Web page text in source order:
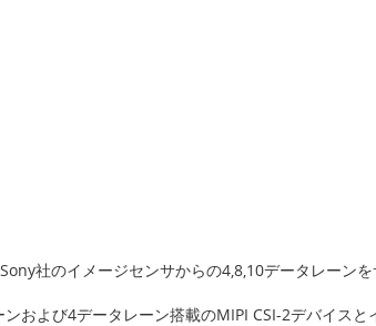
社のイメージセンサからの4,8,10データレーンを
および4データレーン搭載のMIPI CSI-2デバイスと